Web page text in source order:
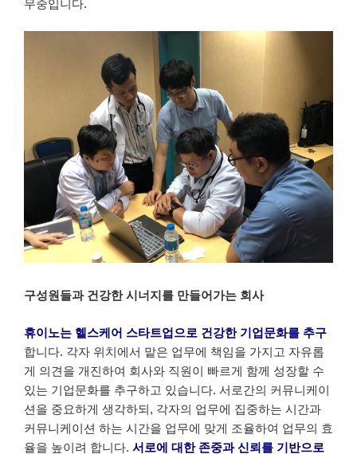
무중입니다.
구성원들과 건강한 시너지를 만들어가는 회사
휴이노는 헬스케어 스타트업으로 건강한 기업문화를 추구
합니다. 각자 위치에서 맡은 업무에 책임을 가지고 자유롭
게 의견을 개진하여 회사와 직원이 빠르게 함께 성장할 수
있는 기업문화를 추구하고 있습니다. 서로간의 커뮤니케이
션을 중요하게 생각하되, 각자의 업무에 집중하는 시간과
커뮤니케이션 하는 시간을 업무에 맞게 조율하여 업무의 효
율을 높이려 합니다. 서로에 대한 존중과 신뢰를 기반으로